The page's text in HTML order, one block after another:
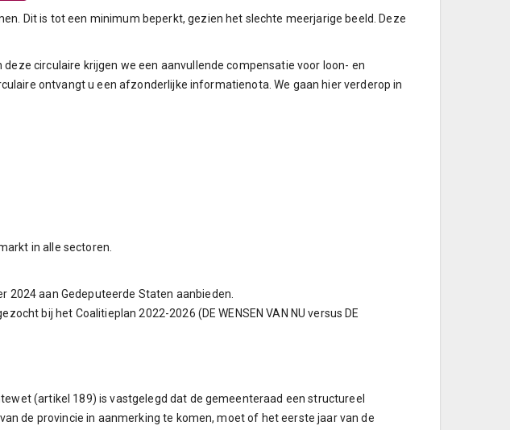
Dit is tot een minimum beperkt, gezien het slechte meerjarige beeld. Deze
circulaire krijgen we een aanvullende compensatie voor loon- en
ontvangt u een afzonderlijke informatienota. We gaan hier verderop in
in alle sectoren.
2024 aan Gedeputeerde Staten aanbieden.
bij het Coalitieplan 2022-2026 (DE WENSEN VAN NU versus DE
(artikel 189) is vastgelegd dat de gemeenteraad een structureel
de provincie in aanmerking te komen, moet of het eerste jaar van de